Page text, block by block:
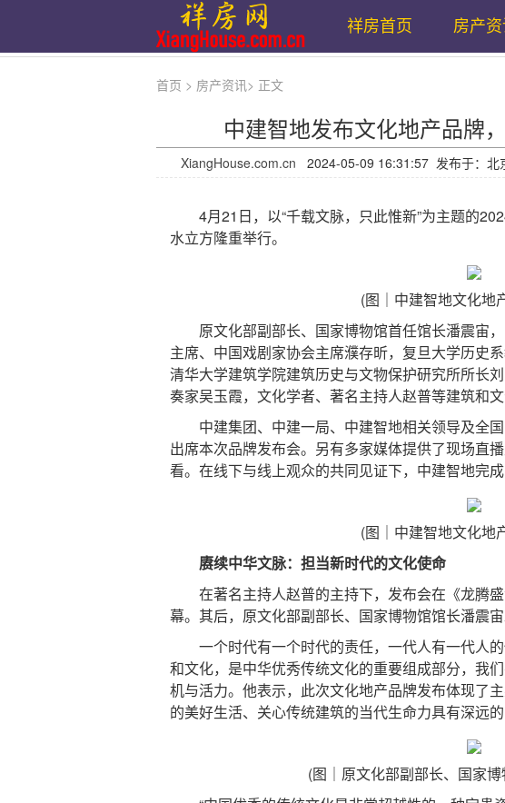
祥房首页 房产
首页 > 房产资讯> 正文
中建智地发布文化地产品牌
XiangHouse.com.cn 2024-05-09 16:31:57 发布于：北
4月21日，以“千载文脉，只此惟新”为主题的
水立方隆重举行。
(图｜中建智地文化地
原文化部副部长、国家博物馆首任馆长潘震宙
主席、中国戏剧家协会主席濮存昕，复旦大学历史
清华大学建筑学院建筑历史与文物保护研究所所长
奏家吴玉霞，文化学者、著名主持人赵普等建筑和
中建集团、中建一局、中建智地相关领导及全
出席本次品牌发布会。另有多家媒体提供了现场直
看。在线下与线上观众的共同见证下，中建智地完
(图｜中建智地文化地
赓续中华文脉：担当新时代的文化使命
在著名主持人赵普的主持下，发布会在《龙腾
幕。其后，原文化部副部长、国家博物馆馆长潘震宙
一个时代有一个时代的责任，一代人有一代人
和文化，是中华优秀传统文化的重要组成部分，我
机与活力。他表示，此次文化地产品牌发布体现了
的美好生活、关心传统建筑的当代生命力具有深远的
(图｜原文化部副部长、国家